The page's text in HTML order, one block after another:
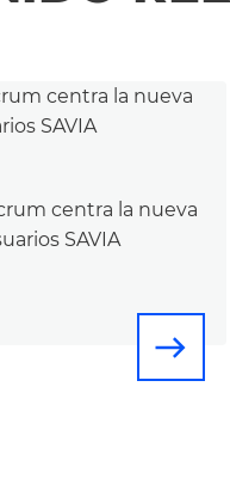
centra la nueva
SAVIA
east